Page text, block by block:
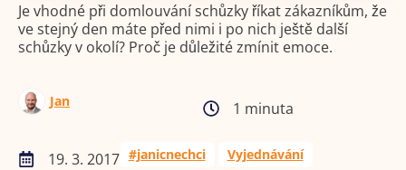
Je vhodné při domlouvání schůzky říkat zákazníkům, že
ve stejný den máte před nimi i po nich ještě další
schůzky v okolí? Proč je důležité zmínit emoce.
Jan 1 minuta
19. 3. 2017 #janicnechci Vyjednávání